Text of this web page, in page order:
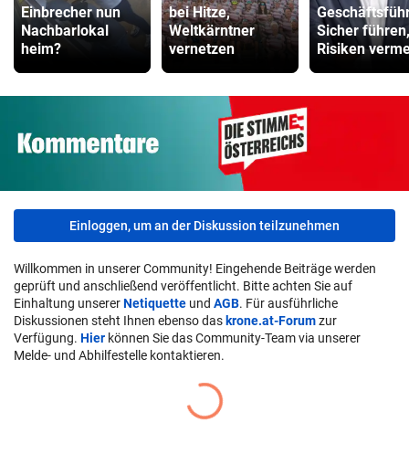
Einbrecher nun
Nachbarlokal
heim?
bei Hitze,
Weltkärntner
vernetzen
Sicher führen,
Risiken
Einloggen, um an der Diskussion teilzunehmen
Willkommen in unserer Community! Eingehende Beiträge werden
geprüft und anschließend veröffentlicht. Bitte achten Sie auf
Einhaltung unsererNetiquette und AGB. Für ausführliche
Diskussionen steht Ihnen ebenso das krone.at-Forumzur
Verfügung. Hier können Sie das Community-Team via unserer
Melde- und Abhilfestelle kontaktieren.